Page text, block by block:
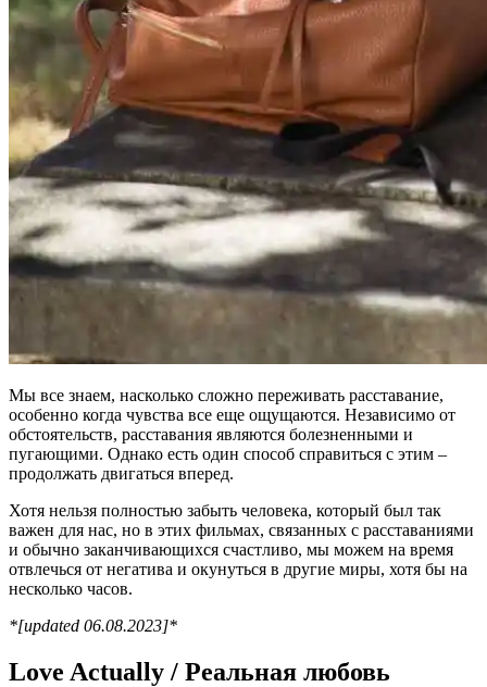
Мы все знаем, насколько сложно переживать расставание,
особенно когда чувства все еще ощущаются. Независимо от
обстоятельств, расставания являются болезненными и
пугающими. Однако есть один способ справиться с этим –
продолжать двигаться вперед.
Хотя нельзя полностью забыть человека, который был так
важен для нас, но в этих фильмах, связанных с расставаниями
и обычно заканчивающихся счастливо, мы можем на время
отвлечься от негатива и окунуться в другие миры, хотя бы на
несколько часов.
*[updated 06.08.2023]*
Love Actually / Реальная любовь